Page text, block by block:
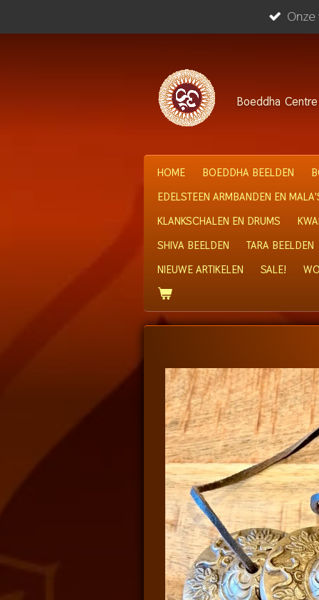
direct
Onze
Boeddha Centre
HOME BOEDDHA BEELDEN
EDELSTEEN ARMBANDEN EN
KLANKSCHALEN EN DRUMS
SHIVA BEELDEN
TARA BEELDEN
NIEUWE ARTIKELEN
SALE!